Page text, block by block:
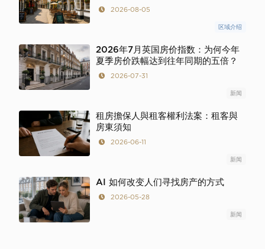
2026-08-05
区域介绍
2026年7月英国房价指数：为何今年
夏季房价跌幅达到往年同期的五倍？
2026-07-31
新闻
租房擔保人與租客權利法案：租客與
房東須知
2026-06-11
新闻
AI 如何改变人们寻找房产的方式
2026-05-28
新闻